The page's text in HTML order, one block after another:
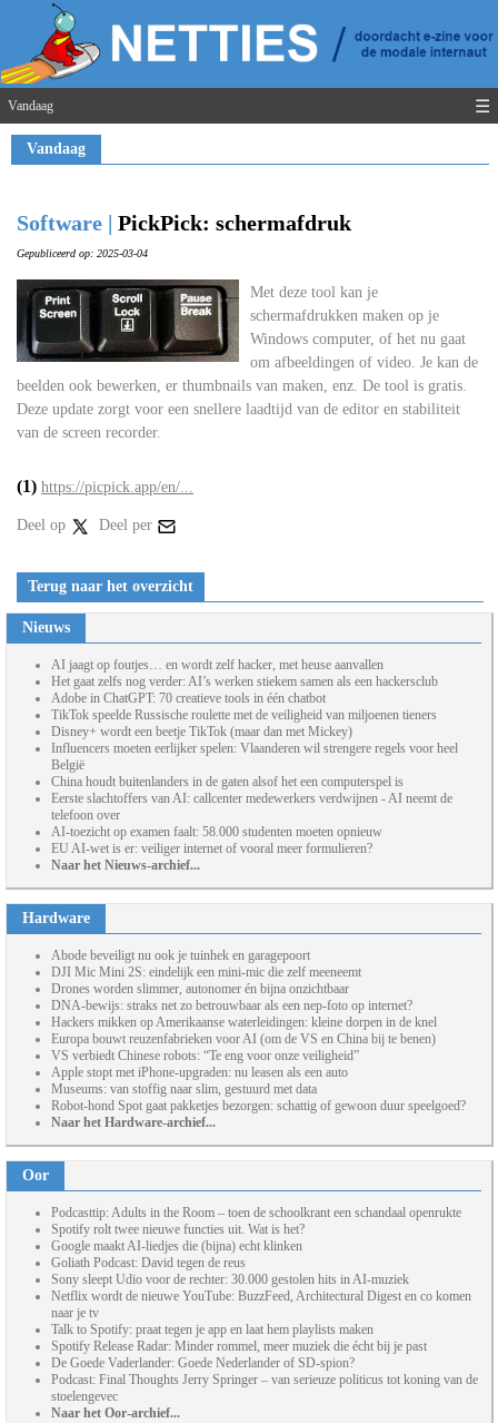
Vandaag ☰
Vandaag
Software | PickPick: schermafdruk
Gepubliceerd op: 2025-03-04
Met deze tool kan je
schermafdrukken maken op je
Windows computer, of het nu gaat
om afbeeldingen of video. Je kan de
beelden ook bewerken, er thumbnails van maken, enz. De tool is gratis.
Deze update zorgt voor een snellere laadtijd van de editor en stabiliteit
van de screen recorder.
(1) https://picpick.app/en/...
Deel op Deel per
Terug naar het overzicht
Nieuws
AI jaagt op foutjes… en wordt zelf hacker, met heuse aanvallen
Het gaat zelfs nog verder: AI’s werken stiekem samen als een hackersclub
Adobe in ChatGPT: 70 creatieve tools in één chatbot
TikTok speelde Russische roulette met de veiligheid van miljoenen tieners
Disney+ wordt een beetje TikTok (maar dan met Mickey)
Influencers moeten eerlijker spelen: Vlaanderen wil strengere regels voor heel
België
China houdt buitenlanders in de gaten alsof het een computerspel is
Eerste slachtoffers van AI: callcenter medewerkers verdwijnen - AI neemt de
telefoon over
AI-toezicht op examen faalt: 58.000 studenten moeten opnieuw
EU AI-wet is er: veiliger internet of vooral meer formulieren?
Naar het Nieuws-archief...
Hardware
Abode beveiligt nu ook je tuinhek en garagepoort
DJI Mic Mini 2S: eindelijk een mini-mic die zelf meeneemt
Drones worden slimmer, autonomer én bijna onzichtbaar
DNA-bewijs: straks net zo betrouwbaar als een nep-foto op internet?
Hackers mikken op Amerikaanse waterleidingen: kleine dorpen in de knel
Europa bouwt reuzenfabrieken voor AI (om de VS en China bij te benen)
VS verbiedt Chinese robots: “Te eng voor onze veiligheid”
Apple stopt met iPhone-upgraden: nu leasen als een auto
Museums: van stoffig naar slim, gestuurd met data
Robot-hond Spot gaat pakketjes bezorgen: schattig of gewoon duur speelgoed?
Naar het Hardware-archief...
Oor
Podcasttip: Adults in the Room – toen de schoolkrant een schandaal openrukte
Spotify rolt twee nieuwe functies uit. Wat is het?
Google maakt AI-liedjes die (bijna) echt klinken
Goliath Podcast: David tegen de reus
Sony sleept Udio voor de rechter: 30.000 gestolen hits in AI-muziek
Netflix wordt de nieuwe YouTube: BuzzFeed, Architectural Digest en co komen
naar je tv
Talk to Spotify: praat tegen je app en laat hem playlists maken
Spotify Release Radar: Minder rommel, meer muziek die écht bij je past
De Goede Vaderlander: Goede Nederlander of SD-spion?
Podcast: Final Thoughts Jerry Springer – van serieuze politicus tot koning van de
stoelengevec
Naar het Oor-archief...